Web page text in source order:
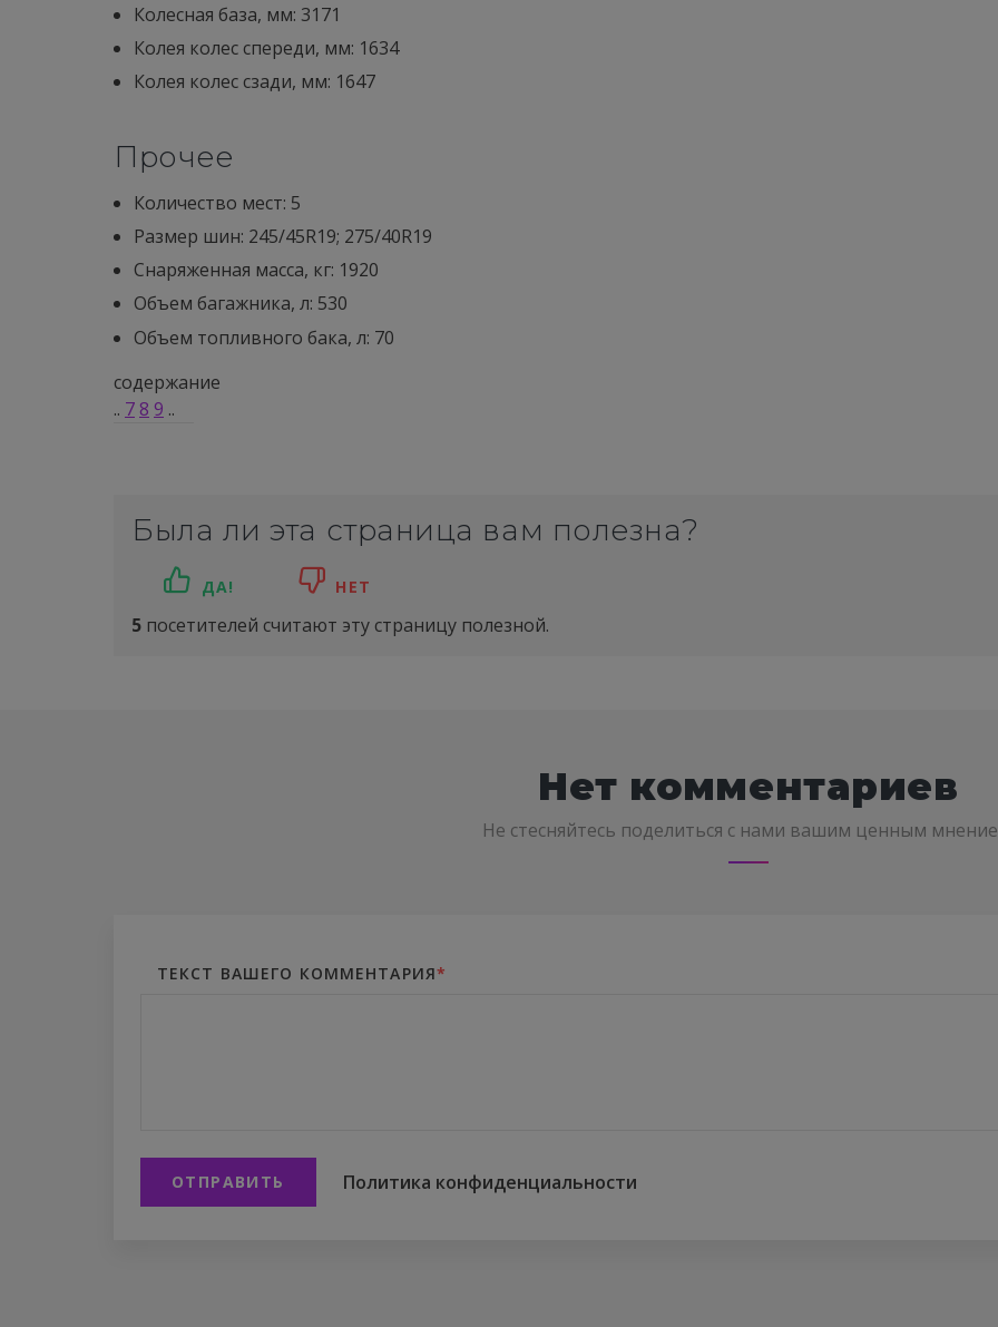
Колесная база, мм: 3171
Колея колес спереди, мм: 1634
Колея колес сзади, мм: 1647
Прочее
Количество мест: 5
Размер шин: 245/45R19; 275/40R19
Снаряженная масса, кг: 1920
Объем багажника, л: 530
Объем топливного бака, л: 70
содержание
.. 7 8 9 ..
Была ли эта страница вам полезна?
ДА! НЕТ
5 посетителей считают эту страницу полезной.
Нет комментариев
Не стесняйтесь поделиться с нами вашим ценным
ТЕКСТ ВАШЕГО КОММЕНТАРИЯ*
ОТПРАВИТЬ Политика конфиденциальности